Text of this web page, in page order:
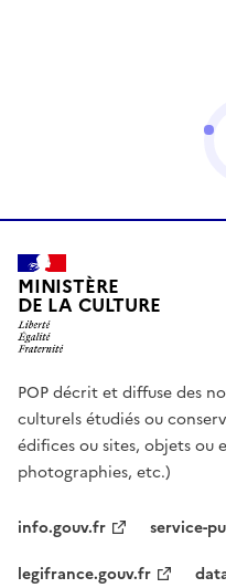
MINISTÈRE
DE LA CULTURE
POP décrit et diffuse des
culturels étudiés ou
édifices ou sites, objets ou
photographies, etc.)
info.gouv.fr
service-
legifrance.gouv.fr